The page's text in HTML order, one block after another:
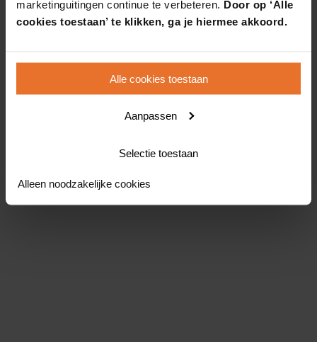
marketinguitingen continue te verbeteren. Door op ‘Alle
cookies toestaan’ te klikken, ga je hiermee akkoord.
Alle cookies toestaan
Aanpassen
Selectie toestaan
Alleen noodzakelijke cookies